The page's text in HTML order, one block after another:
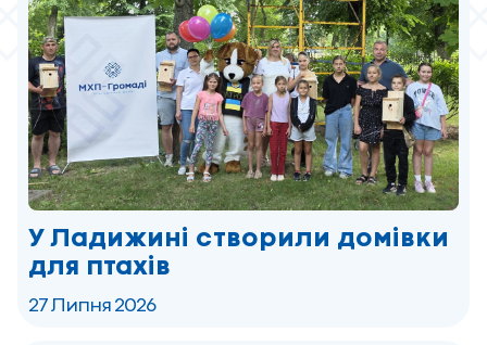
У Ладижині створили домівки
для птахів
27 Липня 2026